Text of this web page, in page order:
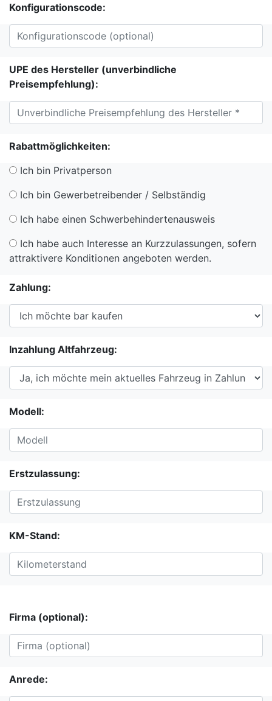
Konfigurationscode:
UPE des Hersteller (unverbindliche
Preisempfehlung):
Rabattmöglichkeiten:
Ich bin Privatperson
Ich bin Gewerbetreibender / Selbständig
Ich habe einen Schwerbehindertenausweis
Ich habe auch Interesse an Kurzzulassungen, sofern
attraktivere Konditionen angeboten werden.
Zahlung:
Inzahlung Altfahrzeug:
Modell:
Erstzulassung:
KM-Stand:
Firma (optional):
Anrede: